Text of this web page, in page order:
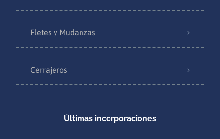
Fletes y Mudanzas
Cerrajeros
Últimas incorporaciones